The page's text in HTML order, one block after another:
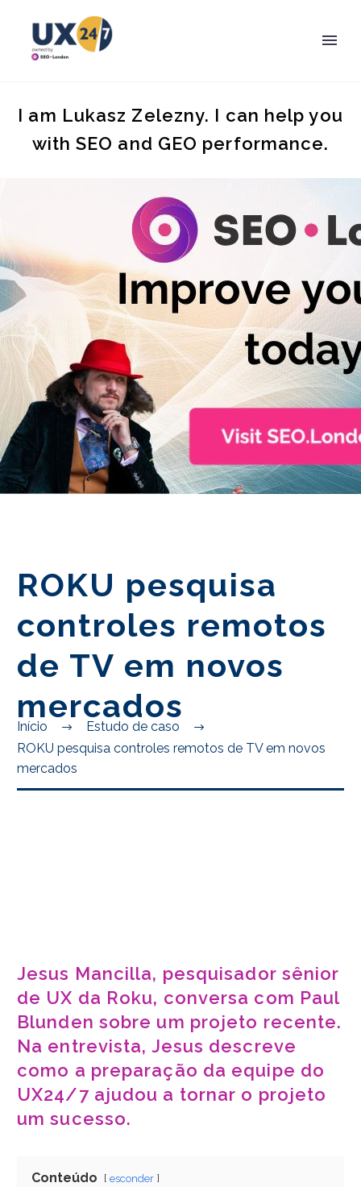
PT
I am Lukasz Zelezny. I can help you
with SEO and GEO performance.
ROKU pesquisa
controles remotos
de TV em novos
mercados
Início
Estudo de caso
ROKU pesquisa controles remotos de TV em novos
mercados
Jesus Mancilla, pesquisador sênior
de UX da Roku, conversa com Paul
Blunden sobre um projeto recente.
Na entrevista, Jesus descreve
como a preparação da equipe do
UX24/7 ajudou a tornar o projeto
um sucesso.
Conteúdo esconder